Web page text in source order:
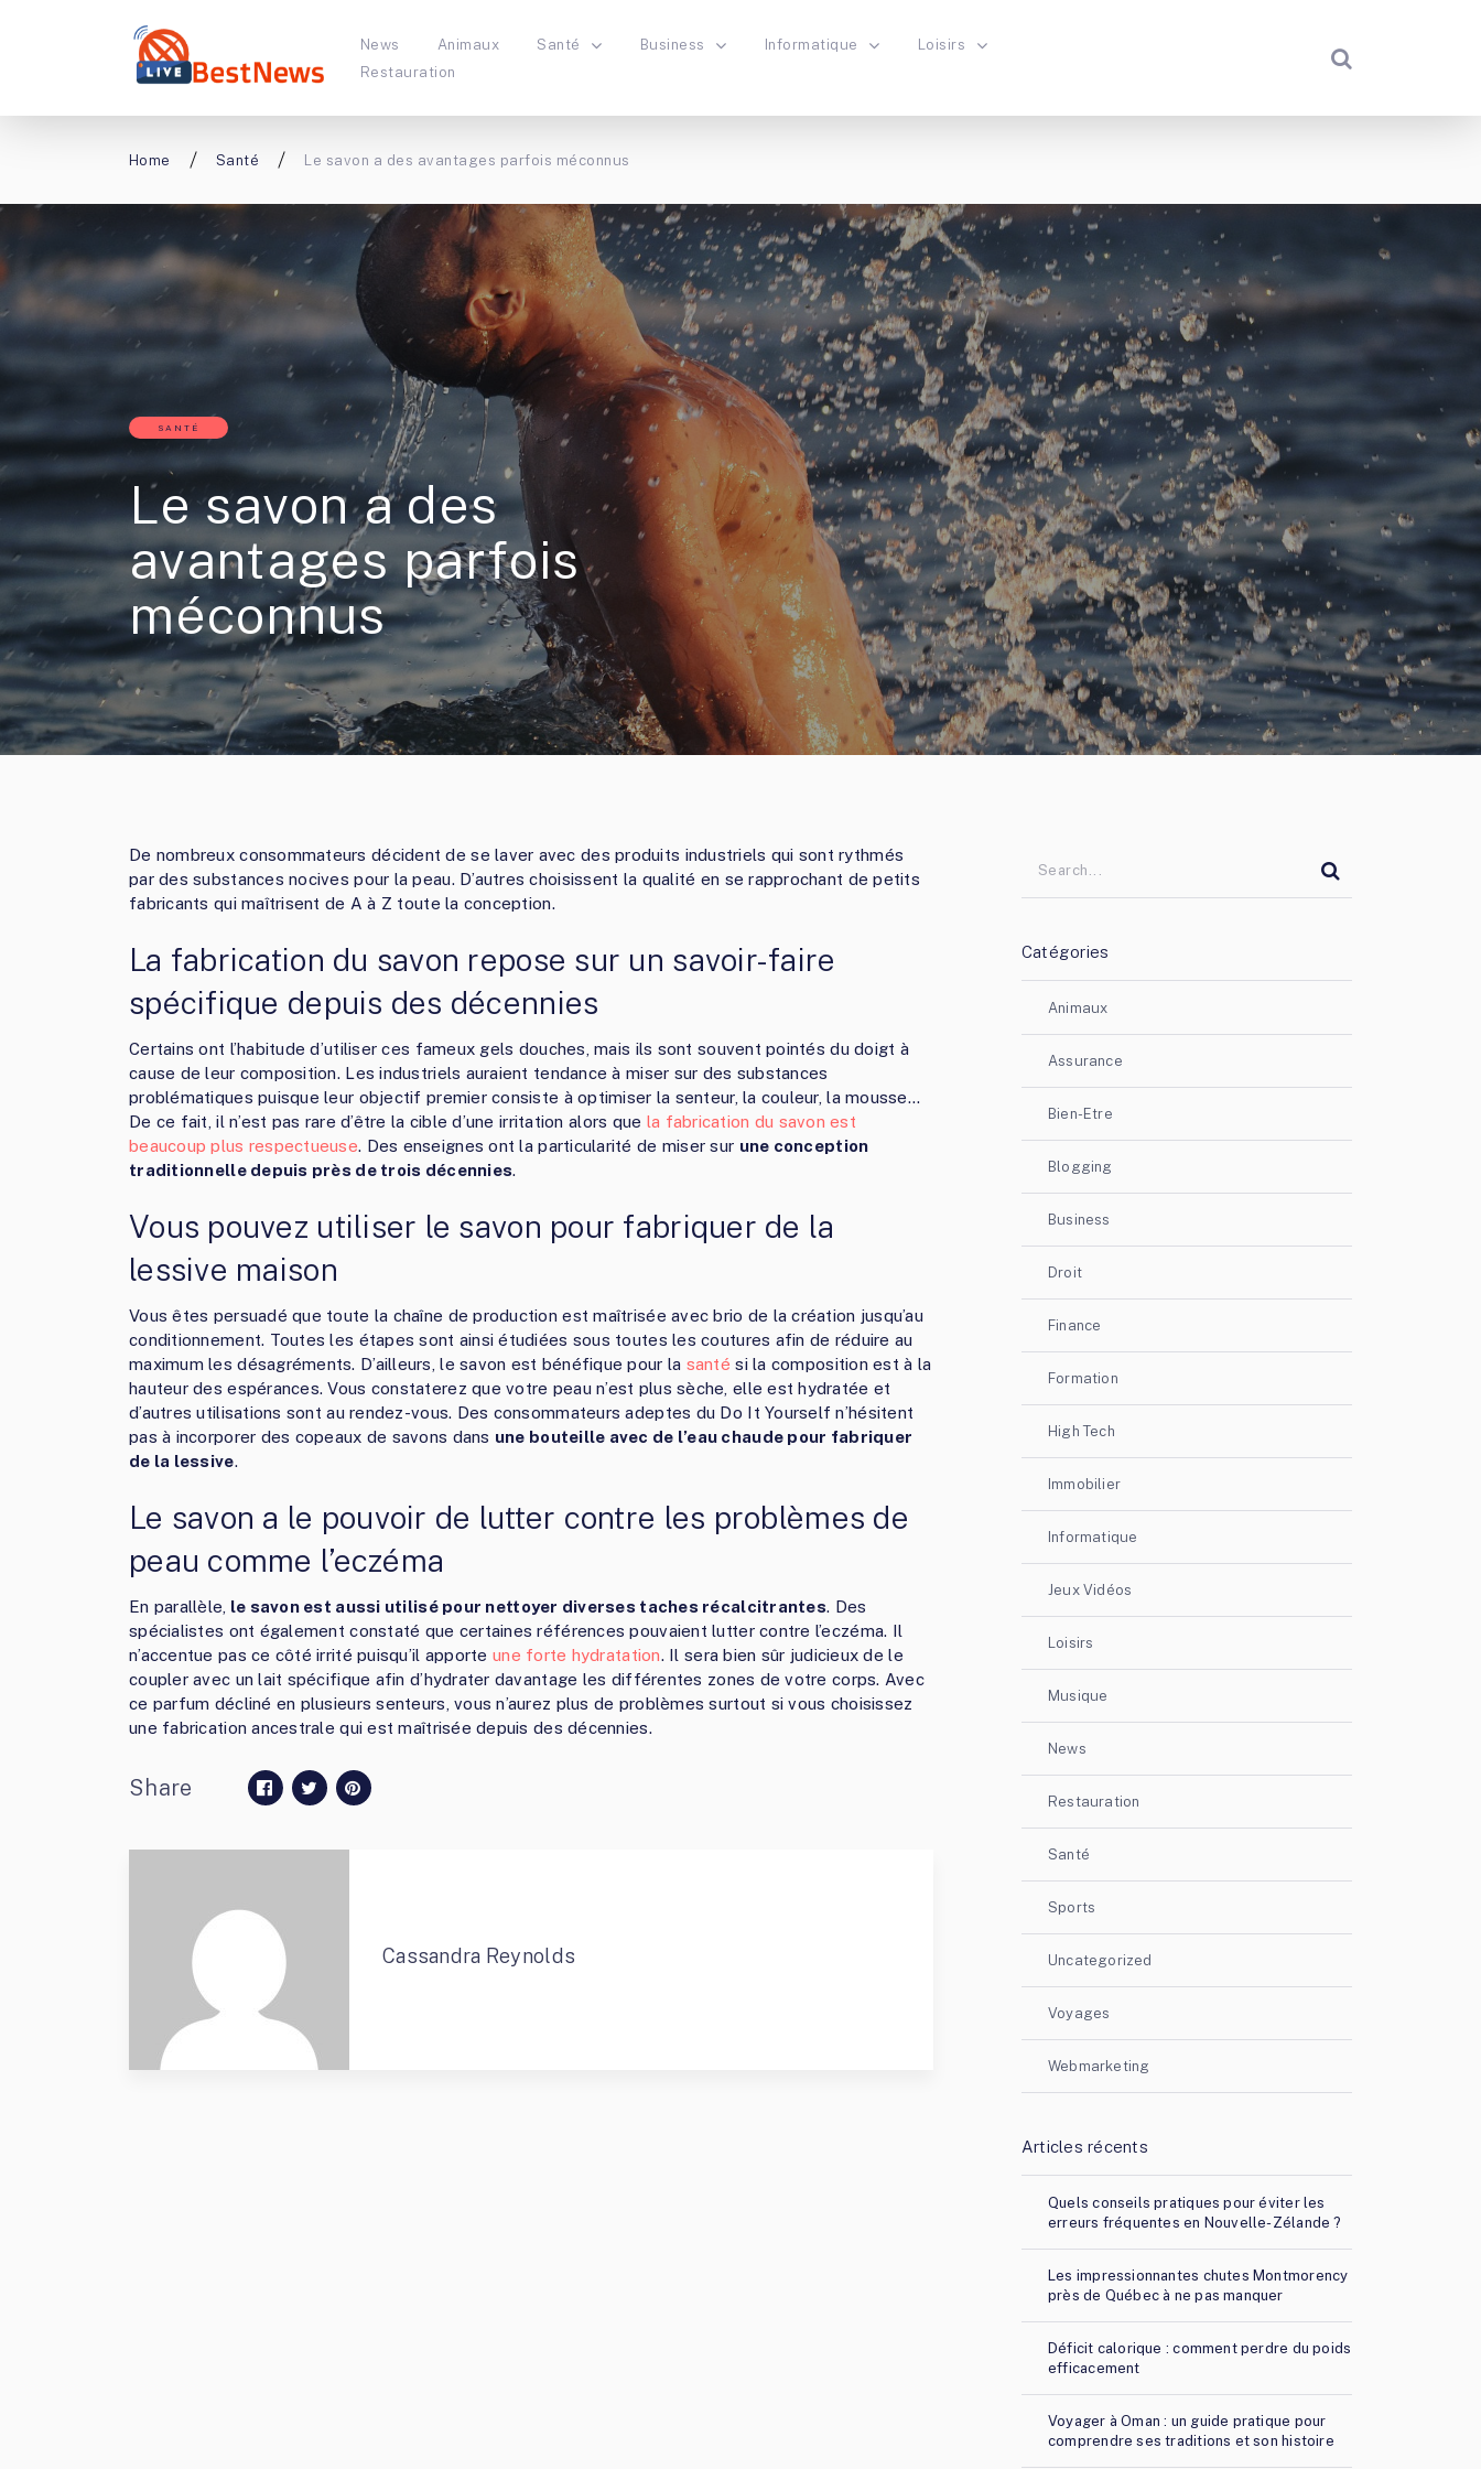
News Animaux Santé Business Informatique
Loisirs
Restauration
Home Santé Le savon a des avantages parfois méconnus
SANTÉ
Le savon a des
avantages parfois
méconnus
De nombreux consommateurs décident de se laver avec des produits industriels qui sont rythmés
par des substances nocives pour la peau. D’autres choisissent la qualité en se rapprochant de petits
fabricants qui maîtrisent de A à Z toute la conception.
La fabrication du savon repose sur un savoir-faire
spécifique depuis des décennies
Certains ont l’habitude d’utiliser ces fameux gels douches, mais ils sont souvent pointés du doigt à
cause de leur composition. Les industriels auraient tendance à miser sur des substances
problématiques puisque leur objectif premier consiste à optimiser la senteur, la couleur, la mousse…
De ce fait, il n’est pas rare d’être la cible d’une irritation alors que la fabrication du savon est
beaucoup plus respectueuse. Des enseignes ont la particularité de miser sur une conception
traditionnelle depuis près de trois décennies.
Vous pouvez utiliser le savon pour fabriquer de la
lessive maison
Vous êtes persuadé que toute la chaîne de production est maîtrisée avec brio de la création jusqu’au
conditionnement. Toutes les étapes sont ainsi étudiées sous toutes les coutures afin de réduire au
maximum les désagréments. D’ailleurs, le savon est bénéfique pour la santé si la composition est à la
hauteur des espérances. Vous constaterez que votre peau n’est plus sèche, elle est hydratée et
d’autres utilisations sont au rendez-vous. Des consommateurs adeptes du Do It Yourself n’hésitent
pas à incorporer des copeaux de savons dans une bouteille avec de l’eau chaude pour fabriquer
de la lessive.
Le savon a le pouvoir de lutter contre les problèmes de
peau comme l’eczéma
En parallèle, le savon est aussi utilisé pour nettoyer diverses taches récalcitrantes. Des
spécialistes ont également constaté que certaines références pouvaient lutter contre l’eczéma. Il
n’accentue pas ce côté irrité puisqu’il apporte une forte hydratation. Il sera bien sûr judicieux de le
coupler avec un lait spécifique afin d’hydrater davantage les différentes zones de votre corps. Avec
ce parfum décliné en plusieurs senteurs, vous n’aurez plus de problèmes surtout si vous choisissez
une fabrication ancestrale qui est maîtrisée depuis des décennies.
Share
Cassandra Reynolds
Catégories
Animaux
Assurance
Bien-Etre
Blogging
Business
Droit
Finance
Formation
High Tech
Immobilier
Informatique
Jeux Vidéos
Loisirs
Musique
News
Restauration
Santé
Sports
Uncategorized
Voyages
Webmarketing
Articles récents
Quels conseils pratiques pour éviter les
erreurs fréquentes en Nouvelle-Zélande ?
Les impressionnantes chutes Montmorency
près de Québec à ne pas manquer
Déficit calorique : comment perdre du poids
efficacement
Voyager à Oman : un guide pratique pour
comprendre ses traditions et son histoire